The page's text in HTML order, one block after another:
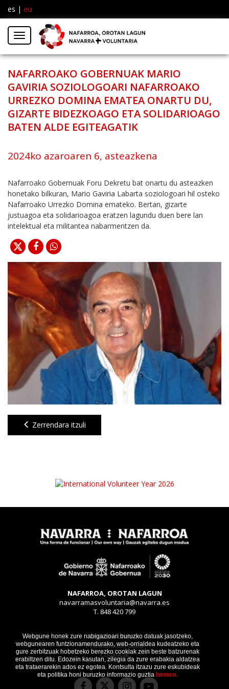
Webgune honek zure nabigazioari buruzko datuak jasotzeko,
webgunearen funtzionamendurako, web-orrialdea kudeatzeko eta
gure zerbitzuak hobetzeko berezko cookiak zein beste batzurenak
erabiltzen ditu. Edozein kasutan, zilegia da zure erabakia aldatzea
eta trataerarekin ados ez egotea. Kontsulta itzazu zure eskubideak
eta politika honi buruzko informazio guztia hemen.
es | eu
Menú
NAFARROAKO GOBERNUAK MARIO
GAVIRIA SOZIOLOGOARI NAFARROAKO
URREZKO DOMINA EMATEA ONARTU DU,
GIZARTE BIDEZKOAGO ETA SOLIDARIOAGO
BATEN ALDE EGITEAGATIK
2024ko azaroaren 6, asteazkena
Nafarroako Gobernuak Foru Dekretu bat onartu du asteazken
honetako bilkuran, Mario Gaviria Labarta soziologoari hil osteko
Nafarroako Urrezko Domina emateko. Bertan, gizarte
justuagoa eta solidarioagoa eratzen lagundu duen bere lan
intelektual eta militantea nabarmentzen da.
Zerrendara itzuli
NAFARROA, OROTAN LAGUN
navarramasvoluntaria@navarra.es
T. 848 420 799
Legezko oharra
Pribatutasun atala
Cookieak
Facebook InstagramYoutube